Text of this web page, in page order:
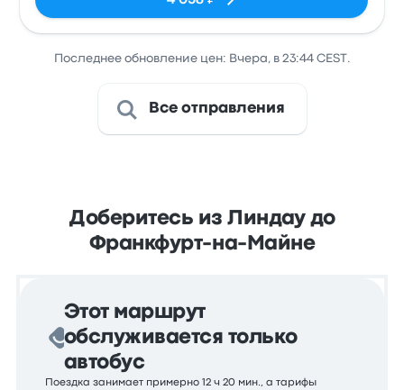
Последнее обновление цен: Вчера, в 23:44 CEST.
Все отправления
Доберитесь из Линдау до
Франкфурт-на-Майне
Этот маршрут
обслуживается только
автобус
Поездка занимает примерно 12 ч 20 мин., а тарифы